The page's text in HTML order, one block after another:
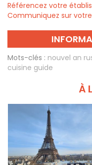
Référencez votre
Communiquez sur
Mots-clés : nouvel an
cuisine guide
À